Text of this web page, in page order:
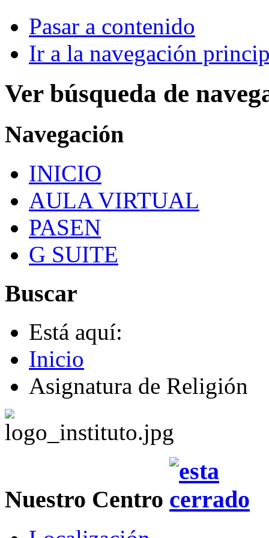
Pasar a contenido
Ir a la navegación
Ver búsqueda de
Navegación
INICIO
AULA VIRTUAL
PASEN
G SUITE
Buscar
Está aquí:
Inicio
Asignatura de Religión
Nuestro Centro